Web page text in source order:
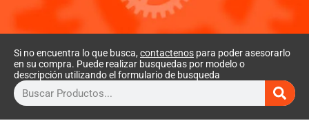
Si no encuentra lo que busca, contactenos para poder asesorarlo
en su compra. Puede realizar busquedas por modelo o
descripción utilizando el formulario de busqueda